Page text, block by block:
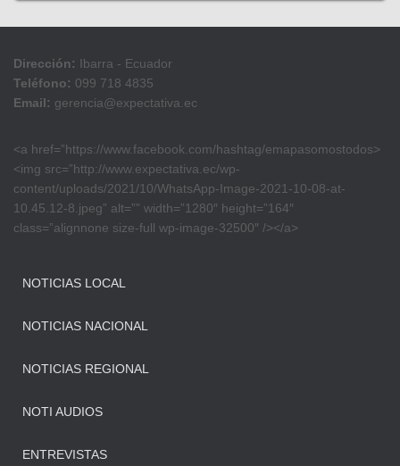
Dirección: Ibarra - Ecuador
Teléfono: 099 718 4835
Email: gerencia@expectativa.ec
<a href=”https://www.facebook.com/hashtag/emapasomostodos>
<img src=”http://www.expectativa.ec/wp-
content/uploads/2021/10/WhatsApp-Image-2021-10-08-at-
10.45.12-8.jpeg” alt=”” width=”1280″ height=”164″
class=”alignnone size-full wp-image-32500″ /></a>
NOTICIAS LOCAL
NOTICIAS NACIONAL
NOTICIAS REGIONAL
NOTI AUDIOS
ENTREVISTAS